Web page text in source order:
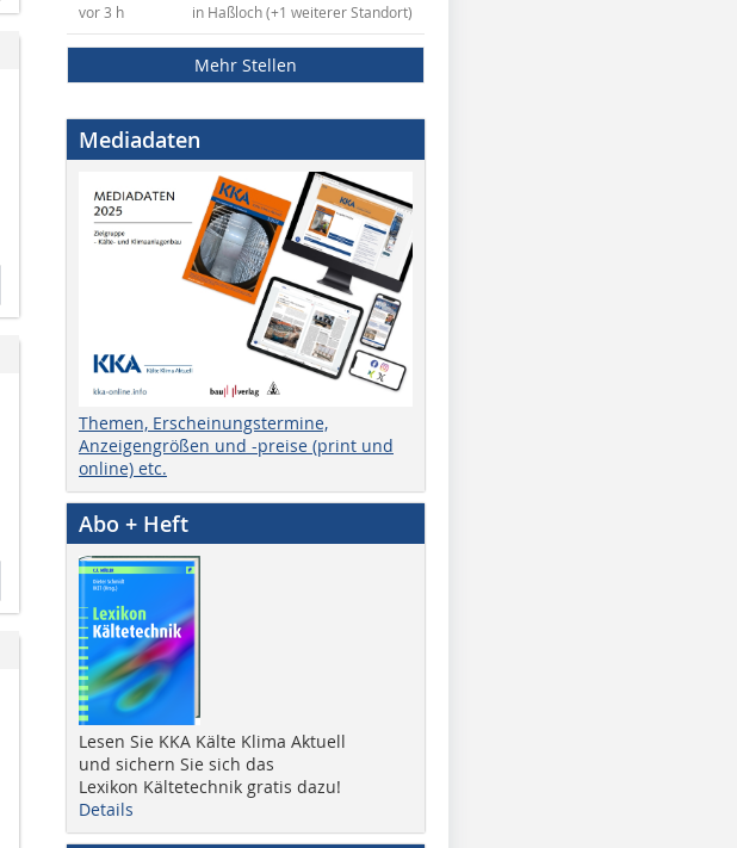
in Haßloch (+1 weiterer Standort)
vor 3 h
Mehr Stellen
Mediadaten
Themen, Erscheinungstermine,
Anzeigengrößen und -preise (print und
online) etc.
Abo + Heft
Lesen Sie KKA Kälte Klima Aktuell
und sichern Sie sich das
Lexikon Kältetechnik gratis dazu!
Details